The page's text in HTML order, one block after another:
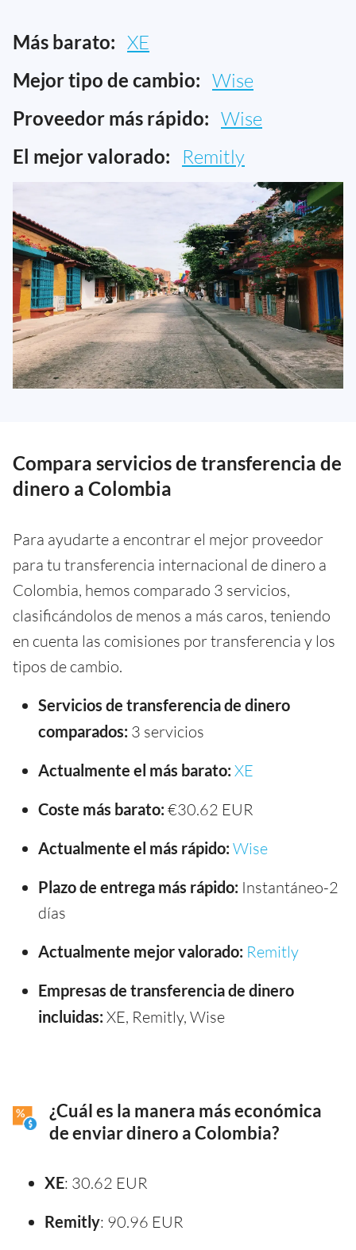
Más barato: XE
Mejor tipo de cambio: Wise
Proveedor más rápido: Wise
El mejor valorado: Remitly
Compara servicios de transferencia de
dinero a Colombia
Para ayudarte a encontrar el mejor proveedor
para tu transferencia internacional de dinero a
Colombia, hemos comparado 3 servicios,
clasificándolos de menos a más caros, teniendo
en cuenta las comisiones por transferencia y los
tipos de cambio.
Servicios de transferencia de dinero
comparados: 3 servicios
Actualmente el más barato: XE
Coste más barato: €30.62 EUR
Actualmente el más rápido: Wise
Plazo de entrega más rápido: Instantáneo-2
días
Actualmente mejor valorado: Remitly
Empresas de transferencia de dinero
incluidas: XE, Remitly, Wise
¿Cuál es la manera más económica
de enviar dinero a Colombia?
XE: 30.62 EUR
Remitly: 90.96 EUR